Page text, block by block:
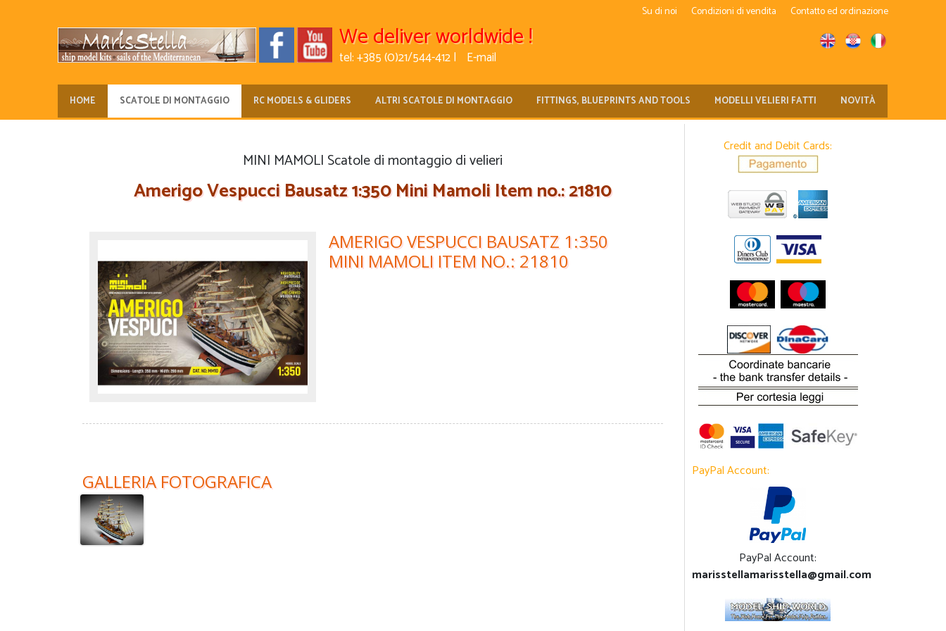
Su di noi Condizioni di vendita Contatto ed ordinazione
We deliver worldwide !
tel: +385 (0)21/544-412 | E-mail
HOME SCATOLE DI MONTAGGIO RC MODELS & GLIDERS ALTRI SCATOLE DI MONTAGGIO FITTINGS, BLUEPRINTS AND TOOLS MODELLI VELIERI FATTI NOVITÀ
MINI MAMOLI Scatole di montaggio di velieri
Amerigo Vespucci Bausatz 1:350 Mini Mamoli Item no.: 21810
AMERIGO VESPUCCI BAUSATZ 1:350
MINI MAMOLI ITEM NO.: 21810
GALLERIA FOTOGRAFICA
Credit and Debit Cards:
PayPal Account:
PayPal Account:
marisstellamarisstella@gmail.com